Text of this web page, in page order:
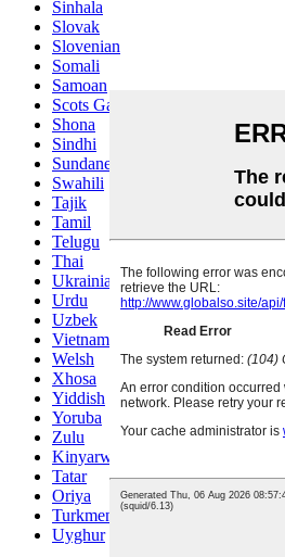
Sinhala
Slovak
Slovenian
Somali
Samoan
Scots Gaelic
Shona
Sindhi
Sundanese
Swahili
Tajik
Tamil
Telugu
Thai
Ukrainian
Urdu
Uzbek
Vietnamese
Welsh
Xhosa
Yiddish
Yoruba
Zulu
Kinyarwanda
Tatar
Oriya
Turkmen
Uyghur